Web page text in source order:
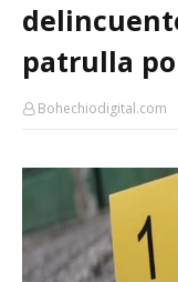
patrulla
Bohechiodigital.com